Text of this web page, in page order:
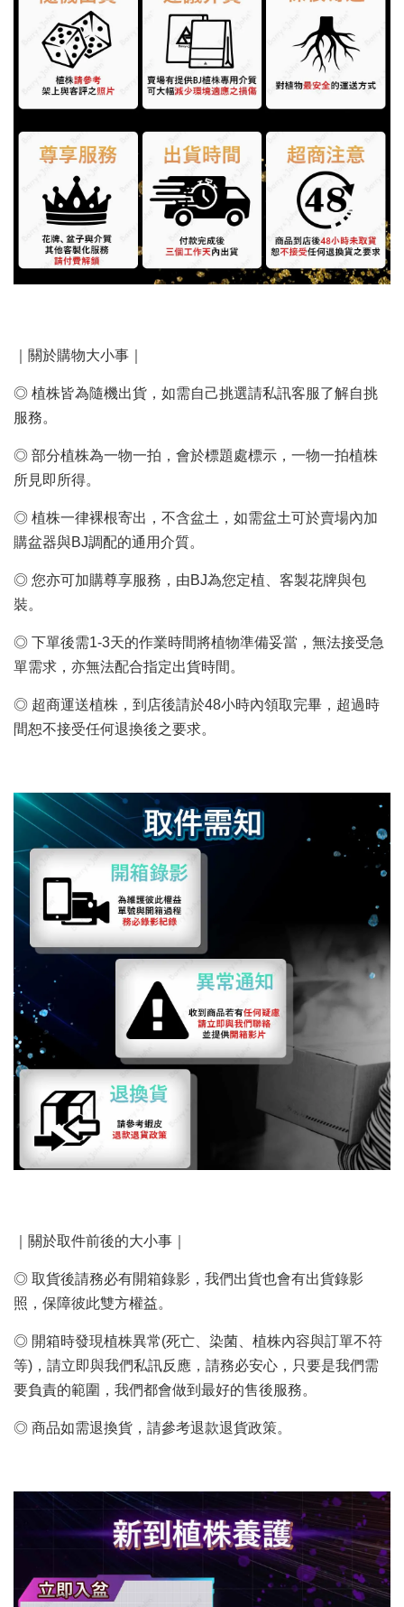
｜關於購物大小事｜
◎ 植株皆為隨機出貨，如需自己挑選請私訊客服了解自挑
服務。
◎ 部分植株為一物一拍，會於標題處標示，一物一拍植株
所見即所得。
◎ 植株一律裸根寄出，不含盆土，如需盆土可於賣場內加
購盆器與BJ調配的通用介質。
◎ 您亦可加購尊享服務，由BJ為您定植、客製花牌與包
裝。
◎ 下單後需1-3天的作業時間將植物準備妥當，無法接受急
單需求，亦無法配合指定出貨時間。
◎ 超商運送植株，到店後請於48小時內領取完畢，超過時
間恕不接受任何退換後之要求。
｜關於取件前後的大小事｜
◎ 取貨後請務必有開箱錄影，我們出貨也會有出貨錄影
照，保障彼此雙方權益。
◎ 開箱時發現植株異常(死亡、染菌、植株內容與訂單不符
等)，請立即與我們私訊反應，請務必安心，只要是我們需
要負責的範圍，我們都會做到最好的售後服務。
◎ 商品如需退換貨，請參考退款退貨政策。